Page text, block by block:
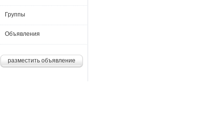
Группы
Объявления
разместить объявление